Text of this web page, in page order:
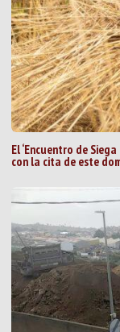
El ‘Encuentro de
con la cita de este